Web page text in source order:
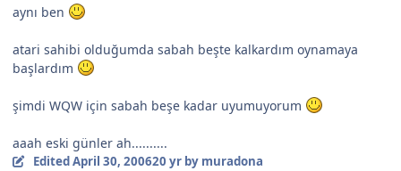
aynı ben
atari sahibi olduğumda sabah beşte kalkardım oynamaya
başlardım
şimdi WQW için sabah beşe kadar uyumuyorum
aaah eski günler ah..........
EditedApril 30, 200620 yrby muradona